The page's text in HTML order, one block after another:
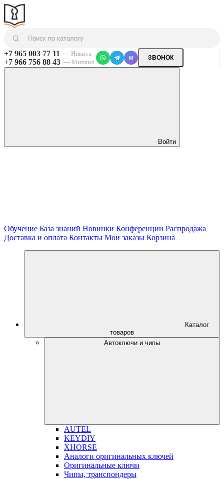
+7 965 003 77 11 — Никита
+7 966 756 88 43 — Михаил
M ЗВОНОК
Войти
Обучение База знаний Новинки Конференции Распродажа
Доставка и оплата Контакты Мои заказы Корзина
Каталог
товаров
Автоключи и чипы
AUTEL
KEYDIY
XHORSE
Аналоги оригинальных ключей
Оригинальные ключи
Чипы, транспондеры